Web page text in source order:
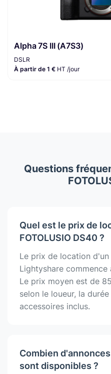
Alpha 7S III (A7S3)
DSLR
À partir de 1 € HT /jour
Questions
Quel est le prix de
FOTOLUSIO DS40 ?
Le prix de location d'un
Lightyshare
Le prix moyen est de
selon le loueur, la
accessoires inclus.
Combien
sont disponibles ?